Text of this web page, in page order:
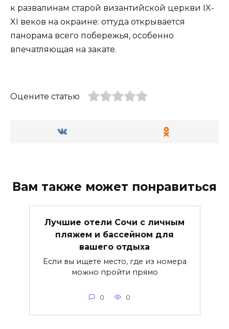
к развалинам старой византийской церкви IX-
XI веков на окраине: оттуда открывается
панорама всего побережья, особенно
впечатляющая на закате.
Оцените статью
Вам также может понравиться
Лучшие отели Сочи с личным
пляжем и бассейном для
вашего отдыха
Если вы ищете место, где из номера
можно пройти прямо
0 0